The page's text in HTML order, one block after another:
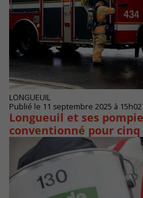
LONGUEUIL
Publié le 11 septembre 2025 à 15h02
Longueuil et ses
conventionné pour cinq